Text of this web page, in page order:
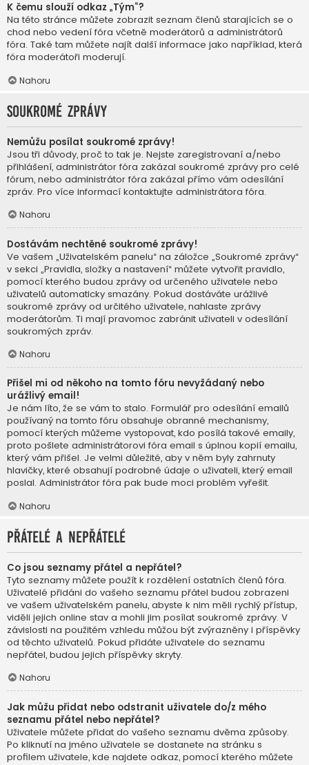
K čemu slouží odkaz „Tým“?
Na této stránce můžete zobrazit seznam členů starajících se o
chod nebo vedení fóra včetně moderátorů a administrátorů
fóra. Také tam můžete najít další informace jako například, která
fóra moderátoři moderují.
Nahoru
Soukromé zprávy
Nemůžu posílat soukromé zprávy!
Jsou tři důvody, proč to tak je. Nejste zaregistrovaní a/nebo
přihlášení, administrátor fóra zakázal soukromé zprávy pro celé
fórum, nebo administrátor fóra zakázal přímo vám odesílání
zpráv. Pro více informací kontaktujte administrátora fóra.
Nahoru
Dostávám nechtěné soukromé zprávy!
Ve vašem „Uživatelském panelu“ na záložce „Soukromé zprávy“
v sekci „Pravidla, složky a nastavení“ můžete vytvořit pravidlo,
pomocí kterého budou zprávy od určeného uživatele nebo
uživatelů automaticky smazány. Pokud dostáváte urážlivé
soukromé zprávy od určitého uživatele, nahlaste zprávy
moderátorům. Ti mají pravomoc zabránit uživateli v odesílání
soukromých zpráv.
Nahoru
Přišel mi od někoho na tomto fóru nevyžádaný nebo
urážlivý email!
Je nám líto, že se vám to stalo. Formulář pro odesílání emailů
používaný na tomto fóru obsahuje obranné mechanismy,
pomocí kterých můžeme vystopovat, kdo posílá takové emaily,
proto pošlete administrátorovi fóra email s úplnou kopií emailu,
který vám přišel. Je velmi důležité, aby v něm byly zahrnuty
hlavičky, které obsahují podrobné údaje o uživateli, který email
poslal. Administrátor fóra pak bude moci problém vyřešit.
Nahoru
Přátelé a nepřátelé
Co jsou seznamy přátel a nepřátel?
Tyto seznamy můžete použít k rozdělení ostatních členů fóra.
Uživatelé přidáni do vašeho seznamu přátel budou zobrazeni
ve vašem uživatelském panelu, abyste k nim měli rychlý přístup,
viděli jejich online stav a mohli jim posílat soukromé zprávy. V
závislosti na použitém vzhledu můžou být zvýrazněny i příspěvky
od těchto uživatelů. Pokud přidáte uživatele do seznamu
nepřátel, budou jejich příspěvky skryty.
Nahoru
Jak můžu přidat nebo odstranit uživatele do/z mého
seznamu přátel nebo nepřátel?
Uživatele můžete přidat do vašeho seznamu dvěma způsoby.
Po kliknutí na jméno uživatele se dostanete na stránku s
profilem uživatele, kde najdete odkaz, pomocí kterého můžete